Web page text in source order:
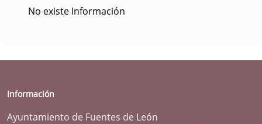
No existe Información
Información
Ayuntamiento de Fuentes de León